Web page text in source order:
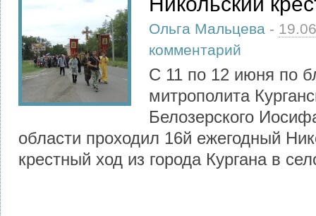
Ольга Мальцева -
комментарий
С 11 по 12 июня по
митрополита
Белозерского
области проходил 16й ежегодный
крестный ход из города Кургана в